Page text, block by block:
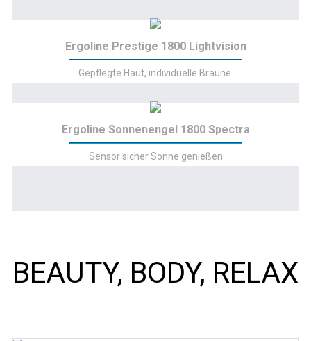
Ergoline Prestige 1800 Lightvision
Gepflegte Haut, individuelle Bräune.
Ergoline Sonnenengel 1800 Spectra
Sensor sicher Sonne genießen
BEAUTY, BODY, RELAX